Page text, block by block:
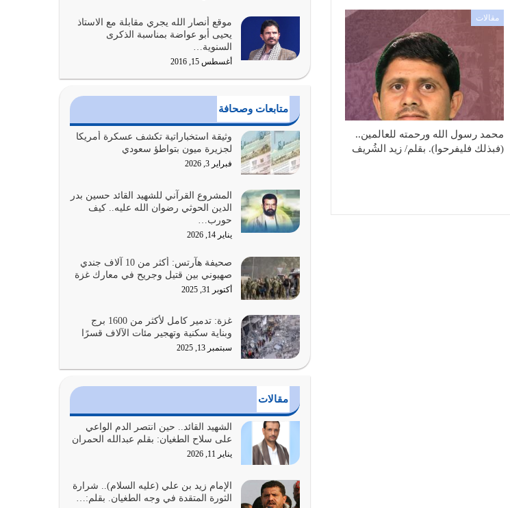
مقالات
محمد رسول الله ورحمته للعالمين..
(فبذلك فليفرحوا). بقلم/ زيد الشُريف
والرزق والاستبشار والنجاة والخلود في…
يوليو 29, 2026
هل نحن من الصالحين؟ قيِّم نفسك هنا اترك القرآن
على أصله وأعرض نفسك، وأعرض ما لديك على…
يوليو 27, 2026
عندما يكون عدوك هو عدو الله معناه أن تكون نقاط
الضعف فيه كثيرة وسينصرك الله عليه إذا…
يوليو 26, 2026
أراد الله لهذه الأمة ان تكون خير امة أخرجت للناس
بالنهوض بالأمر بالمعروف والنهي عن…
يوليو 25, 2026
الدين الذي شرعه الله لا يجوز أن يخضع لآرائنا وأهوائنا
واجتهاداتنا لأننا سنختلف ونتفرق
يوليو 24, 2026
يجب أن نعود جميعاً الى القرآن وعندنا أخطاء جميعاً
لنعتصم بحبل الله جميعاً وليس كل…
يوليو 22, 2026
المُلك كله لله تعالى يؤتيه من يشاء وينزعه ممن يشاء
موقع أنصار الله يجري مقابلة مع الاستاذ
يحيى أبو عواضة بمناسبة الذكرى
السنوية…
أغسطس 15, 2016
متابعات وصحافة
وثيقة استخباراتية تكشف عسكرة أمريكا
لجزيرة ميون بتواطؤ سعودي
فبراير 3, 2026
المشروع القرآني للشهيد القائد حسين بدر
الدين الحوثي رضوان الله عليه.. كيف
حورب…
يناير 14, 2026
صحيفة هآرتس: أكثر من 10 آلاف جندي
صهيوني بين قتيل وجريح في معارك غزة
أكتوبر 31, 2025
غزة: تدمير كامل لأكثر من 1600 برج
وبناية سكنية وتهجير مئات الآلاف قسرًا
سبتمبر 13, 2025
مقالات
الشهيد القائد.. حين انتصر الدم الواعي
على سلاح الطغيان: بقلم عبدالله الحمران
يناير 11, 2026
الإمام زيد بن علي (عليه السلام).. شرارة
الثورة المتقدة في وجه الطغيان. بقلم:…